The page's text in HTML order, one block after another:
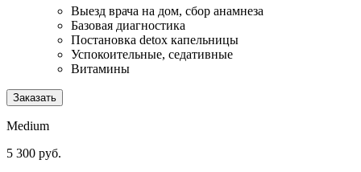
Выезд врача на дом, сбор анамнеза
Базовая диагностика
Постановка detox капельницы
Успокоительные, седативные
Витамины
Заказать
Medium
5 300 руб.